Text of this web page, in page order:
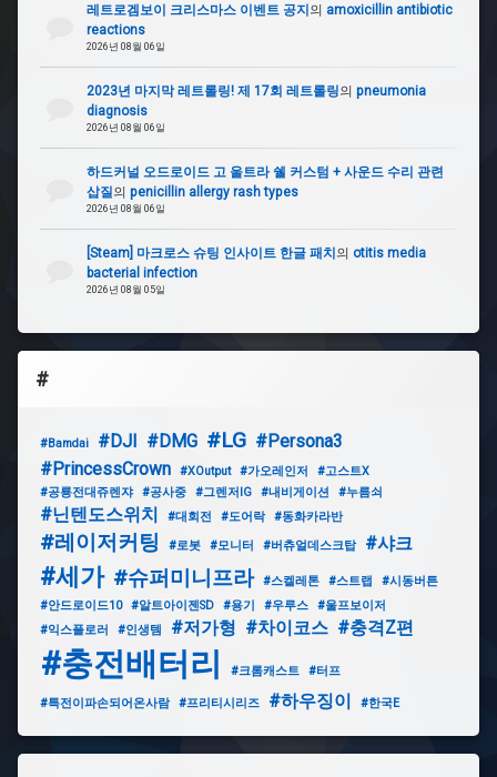
레트로겜보이 크리스마스 이벤트 공지의 amoxicillin antibiotic
reactions
2026년 08월 06일
2023년 마지막 레트롤링! 제 17회 레트롤링의 pneumonia
diagnosis
2026년 08월 06일
하드커널 오드로이드 고 울트라 쉘 커스텀 + 사운드 수리 관련
삽질의 penicillin allergy rash types
2026년 08월 06일
[Steam] 마크로스 슈팅 인사이트 한글 패치의 otitis media
bacterial infection
2026년 08월 05일
#
#Bamdai #DJI #DMG #LG #Persona3
#PrincessCrown
#XOutput #가오레인저
#고스트X
#공룡전대쥬렌쟈
#공사중 #그렌저IG #내비게이션 #누름쇠
#닌텐도스위치 #대회전 #도어락 #동화카라반
#레이저커팅 #로봇 #모니터 #버츄얼데스크탑 #샤크
#세가 #슈퍼미니프라 #스켈레톤 #스트랩
#시동버튼
#안드로이드10
#알트아이젠SD #용기 #우루스
#울프보이저
#익스플로러
#인생템 #저가형 #차이코스 #충격Z편
#충전배터리 #크롬캐스트 #터프
#특전이파손되어온사람 #프리티시리즈 #하우징이 #한국E